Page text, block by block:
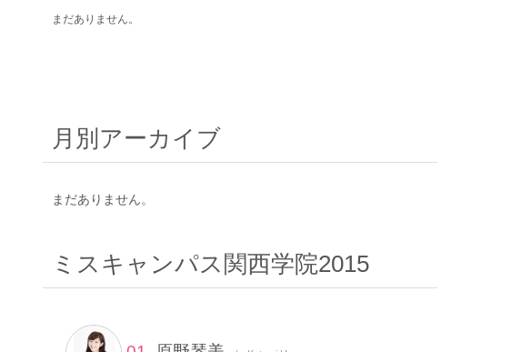
まだありません。
月別アーカイブ
まだありません。
ミスキャンパス関西学院2015